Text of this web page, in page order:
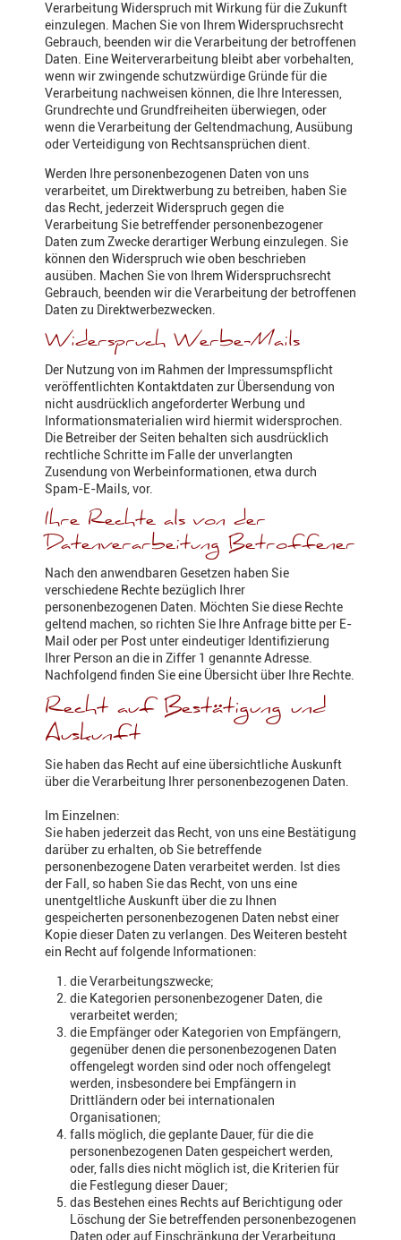
Verarbeitung Widerspruch mit Wirkung für die Zukunft
einzulegen. Machen Sie von Ihrem Widerspruchsrecht
Gebrauch, beenden wir die Verarbeitung der betroffenen
Daten. Eine Weiterverarbeitung bleibt aber vorbehalten,
wenn wir zwingende schutzwürdige Gründe für die
Verarbeitung nachweisen können, die Ihre Interessen,
Grundrechte und Grundfreiheiten überwiegen, oder
wenn die Verarbeitung der Geltendmachung, Ausübung
oder Verteidigung von Rechtsansprüchen dient.
Werden Ihre personenbezogenen Daten von uns
verarbeitet, um Direktwerbung zu betreiben, haben Sie
das Recht, jederzeit Widerspruch gegen die
Verarbeitung Sie betreffender personenbezogener
Daten zum Zwecke derartiger Werbung einzulegen. Sie
können den Widerspruch wie oben beschrieben
ausüben. Machen Sie von Ihrem Widerspruchsrecht
Gebrauch, beenden wir die Verarbeitung der betroffenen
Daten zu Direktwerbezwecken.
Widerspruch Werbe-Mails
Der Nutzung von im Rahmen der Impressumspflicht
veröffentlichten Kontaktdaten zur Übersendung von
nicht ausdrücklich angeforderter Werbung und
Informationsmaterialien wird hiermit widersprochen.
Die Betreiber der Seiten behalten sich ausdrücklich
rechtliche Schritte im Falle der unverlangten
Zusendung von Werbeinformationen, etwa durch
Spam-E-Mails, vor.
Ihre Rechte als von der
Datenverarbeitung Betroffener
Nach den anwendbaren Gesetzen haben Sie
verschiedene Rechte bezüglich Ihrer
personenbezogenen Daten. Möchten Sie diese Rechte
geltend machen, so richten Sie Ihre Anfrage bitte per E-
Mail oder per Post unter eindeutiger Identifizierung
Ihrer Person an die in Ziffer 1 genannte Adresse.
Nachfolgend finden Sie eine Übersicht über Ihre Rechte.
Recht auf Bestätigung und
Auskunft
Sie haben das Recht auf eine übersichtliche Auskunft
über die Verarbeitung Ihrer personenbezogenen Daten.
Im Einzelnen:
Sie haben jederzeit das Recht, von uns eine Bestätigung
darüber zu erhalten, ob Sie betreffende
personenbezogene Daten verarbeitet werden. Ist dies
der Fall, so haben Sie das Recht, von uns eine
unentgeltliche Auskunft über die zu Ihnen
gespeicherten personenbezogenen Daten nebst einer
Kopie dieser Daten zu verlangen. Des Weiteren besteht
ein Recht auf folgende Informationen:
die Verarbeitungszwecke;
die Kategorien personenbezogener Daten, die
verarbeitet werden;
die Empfänger oder Kategorien von Empfängern,
gegenüber denen die personenbezogenen Daten
offengelegt worden sind oder noch offengelegt
werden, insbesondere bei Empfängern in
Drittländern oder bei internationalen
Organisationen;
falls möglich, die geplante Dauer, für die die
personenbezogenen Daten gespeichert werden,
oder, falls dies nicht möglich ist, die Kriterien für
die Festlegung dieser Dauer;
das Bestehen eines Rechts auf Berichtigung oder
Löschung der Sie betreffenden personenbezogenen
Daten oder auf Einschränkung der Verarbeitung